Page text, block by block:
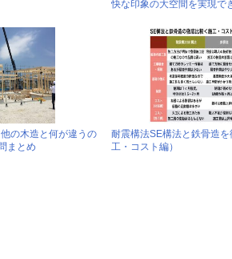
快な印象の大空間を実現で
の木造と何が違うの
まとめ
耐震構法SE構法と鉄骨造
工・コスト編）